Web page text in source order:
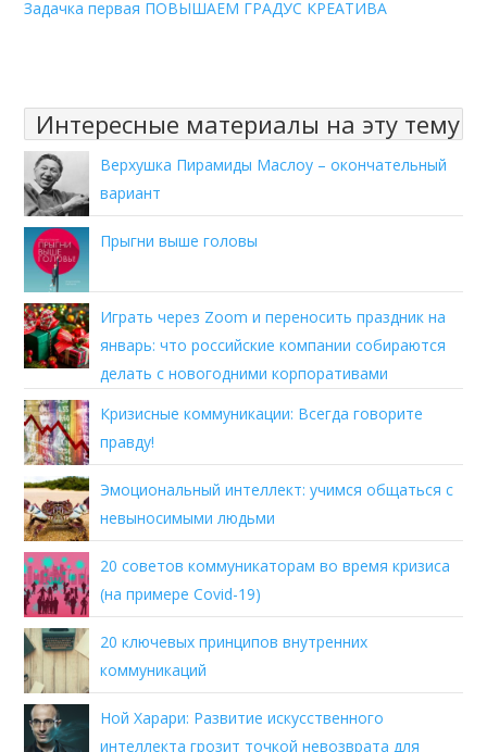
Задачка первая ПОВЫШАЕМ ГРАДУС КРЕАТИВА
Интересные материалы на эту тему
Верхушка Пирамиды Маслоу – окончательный
вариант
Прыгни выше головы
Играть через Zoom и переносить праздник на
январь: что российские компании собираются
делать с новогодними корпоративами
Кризисные коммуникации: Всегда говорите
правду!
Эмоциональный интеллект: учимся общаться с
невыносимыми людьми
20 советов коммуникаторам во время кризиса
(на примере Covid-19)
20 ключевых принципов внутренних
коммуникаций
Ной Харари: Развитие искусственного
интеллекта грозит точкой невозврата для